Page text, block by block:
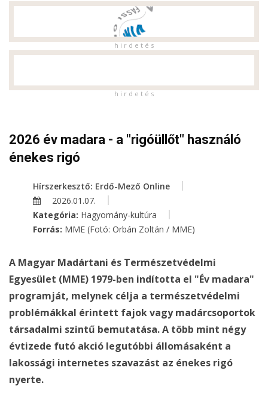
h i r d e t é s
h i r d e t é s
2026 év madara - a "rigóüllőt" használó
énekes rigó
Hírszerkesztő: Erdő-Mező Online
2026.01.07.
Kategória: Hagyomány-kultúra
Forrás: MME (Fotó: Orbán Zoltán / MME)
A Magyar Madártani és Természetvédelmi
Egyesület (MME) 1979-ben indította el "Év madara"
programját, melynek célja a természetvédelmi
problémákkal érintett fajok vagy madárcsoportok
társadalmi szintű bemutatása. A több mint négy
évtizede futó akció legutóbbi állomásaként a
lakossági internetes szavazást az énekes rigó
nyerte.